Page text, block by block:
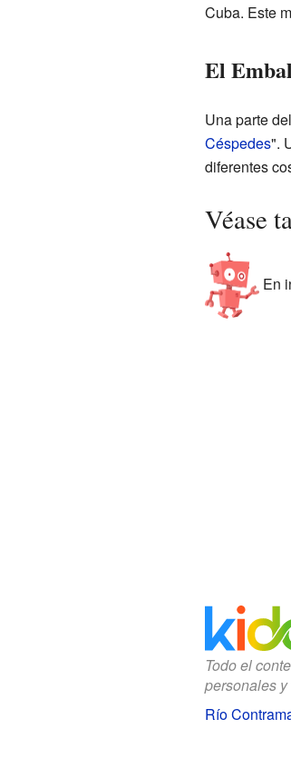
Cuba. Este
El
Una parte
Céspedes".
diferentes
Véase
En
Todo el
personales
Río